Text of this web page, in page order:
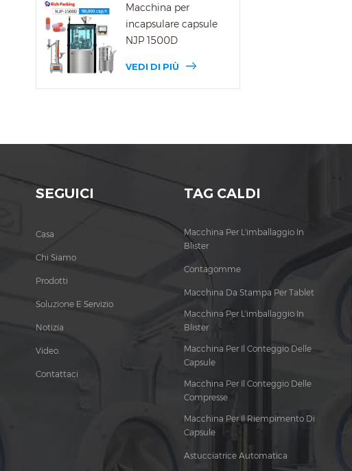
Macchina per
incapsulare capsule
NJP 1500D
VEDI DI PIÙ
SEGUICI
Casa
Chi Siamo
Prodotti
Soluzione E Servizio
Notizia
Video.
Contattaci
TAG CALDI
Macchina Per L'imballaggio In
Blister
Contagomme
Macchina Da Stampa Per Tablet
Macchina Per L'imballaggio In
Blister
Macchina Per Il Conteggio Delle
Capsule
Macchina Per Il Conteggio Delle
Compresse
Macchina Per Il Riempimento Di
Capsule
Astucciatrice Automatica